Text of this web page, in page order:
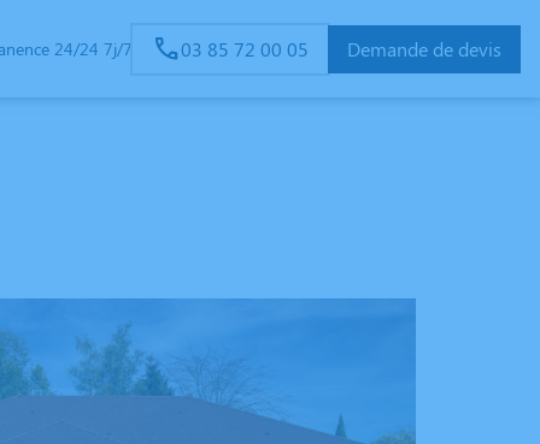
24/24 7j/7 03 85 72 00 05 Demande de devis